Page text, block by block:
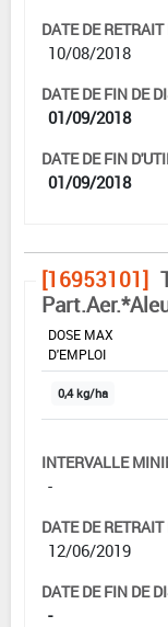
DATE DE RETRAIT
10/08/2018
DATE DE FIN DE
01/09/2018
DATE DE FIN
01/09/2018
[16953101]
DOSE MAX
D'EMPLOI
0,4 kg/ha
INTERVALLE
-
DATE DE RETRAIT
12/06/2019
DATE DE FIN DE
-